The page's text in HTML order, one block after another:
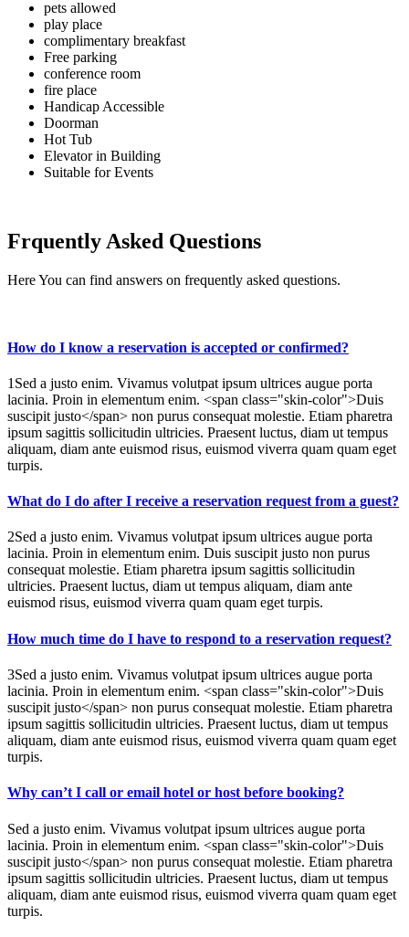
pets allowed
play place
complimentary breakfast
Free parking
conference room
fire place
Handicap Accessible
Doorman
Hot Tub
Elevator in Building
Suitable for Events
Frquently Asked Questions
Here You can find answers on frequently asked questions.
How do I know a reservation is accepted or confirmed?
1Sed a justo enim. Vivamus volutpat ipsum ultrices augue porta
lacinia. Proin in elementum enim. <span class="skin-color">Duis
suscipit justo</span> non purus consequat molestie. Etiam pharetra
ipsum sagittis sollicitudin ultricies. Praesent luctus, diam ut tempus
aliquam, diam ante euismod risus, euismod viverra quam quam eget
turpis.
What do I do after I receive a reservation request from a guest?
2Sed a justo enim. Vivamus volutpat ipsum ultrices augue porta
lacinia. Proin in elementum enim. Duis suscipit justo non purus
consequat molestie. Etiam pharetra ipsum sagittis sollicitudin
ultricies. Praesent luctus, diam ut tempus aliquam, diam ante
euismod risus, euismod viverra quam quam eget turpis.
How much time do I have to respond to a reservation request?
3Sed a justo enim. Vivamus volutpat ipsum ultrices augue porta
lacinia. Proin in elementum enim. <span class="skin-color">Duis
suscipit justo</span> non purus consequat molestie. Etiam pharetra
ipsum sagittis sollicitudin ultricies. Praesent luctus, diam ut tempus
aliquam, diam ante euismod risus, euismod viverra quam quam eget
turpis.
Why can’t I call or email hotel or host before booking?
Sed a justo enim. Vivamus volutpat ipsum ultrices augue porta
lacinia. Proin in elementum enim. <span class="skin-color">Duis
suscipit justo</span> non purus consequat molestie. Etiam pharetra
ipsum sagittis sollicitudin ultricies. Praesent luctus, diam ut tempus
aliquam, diam ante euismod risus, euismod viverra quam quam eget
turpis.